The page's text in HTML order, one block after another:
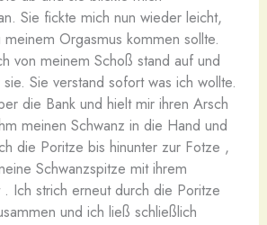
Sie fickte mich nun wieder leicht,
Orgasmus kommen sollte.
von meinem Schoß stand auf und
Sie verstand sofort was ich wollte.
die Bank und hielt mir ihren Arsch
meinen Schwanz in die Hand und
die Poritze bis hinunter zur Fotze ,
Schwanzspitze mit ihrem
Ich strich erneut durch die Poritze
und ich ließ schließlich